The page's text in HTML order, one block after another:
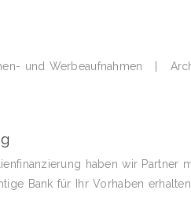
und
haben wir Partner
Bank für Ihr Vorhaben erhalten.